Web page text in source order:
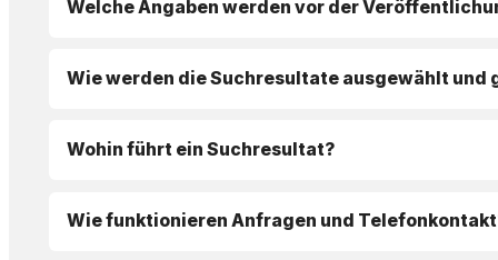
Welche Angaben werden vor der
Wie werden die Suchresultate ausgewählt und
Wohin führt ein Suchresultat?
Wie funktionieren Anfragen und